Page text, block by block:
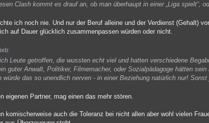
Clash kommt es drauf an, ob man überhaupt in einer „Liga spielt“,
ich noch nie. Und nur der Beruf alleine und der Verdienst (Gehalt)
auf Dauer glücklich zusammenpassen würden oder nicht.
Leute getroffen, die wussten echt viel und hatten verschiedene
guter Anwalt, Politiker, Filmemacher, oder Sozialpädagoge hätten
würde das so unendlich nerven - in einer Beziehung natürlich nur!
eigenen Partner, mag einen das mehr stören.
komischerweise auch die Toleranz bei nicht allen aber wohl vielen